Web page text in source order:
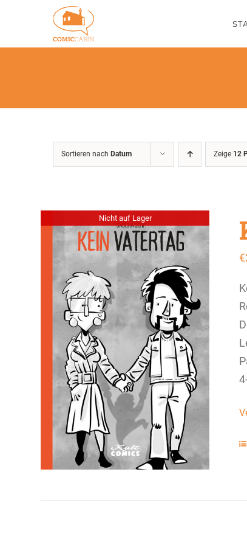
springen
Sortieren nach Datum Zeige 12
Nicht auf Lager
€